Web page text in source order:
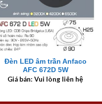
Đèn LED âm trần Anfaco
AFC 672D 5W
Giá bán: Vui lòng liên hệ